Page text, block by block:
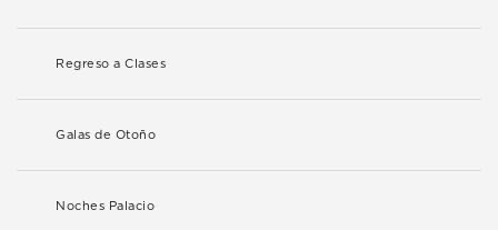
Regreso a Clases
Galas de Otoño
Noches Palacio